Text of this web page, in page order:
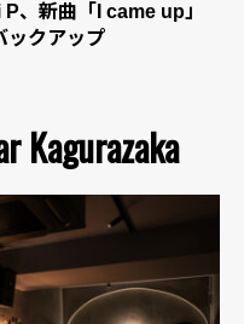
、新曲「I came up」
クアップ
Kagurazaka